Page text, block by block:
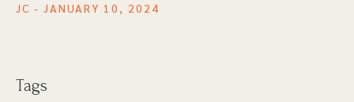
JC JANUARY 10, 2024
Tags